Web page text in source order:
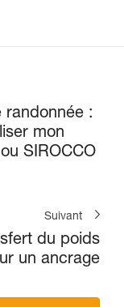
randonnée :
mon
SIROCCO
Suivant
du poids
un ancrage